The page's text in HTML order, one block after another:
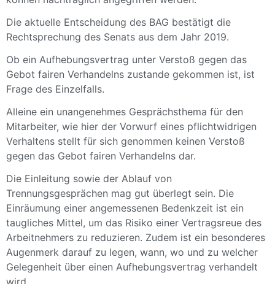
Die aktuelle Entscheidung des BAG bestätigt die
Rechtsprechung des Senats aus dem Jahr 2019.
Ob ein Aufhebungsvertrag unter Verstoß gegen das
Gebot fairen Verhandelns zustande gekommen ist, ist
Frage des Einzelfalls.
Alleine ein unangenehmes Gesprächsthema für den
Mitarbeiter, wie hier der Vorwurf eines pflichtwidrigen
Verhaltens stellt für sich genommen keinen Verstoß
gegen das Gebot fairen Verhandelns dar.
Die Einleitung sowie der Ablauf von
Trennungsgesprächen mag gut überlegt sein. Die
Einräumung einer angemessenen Bedenkzeit ist ein
taugliches Mittel, um das Risiko einer Vertragsreue des
Arbeitnehmers zu reduzieren. Zudem ist ein besonderes
Augenmerk darauf zu legen, wann, wo und zu welcher
Gelegenheit über einen Aufhebungsvertrag verhandelt